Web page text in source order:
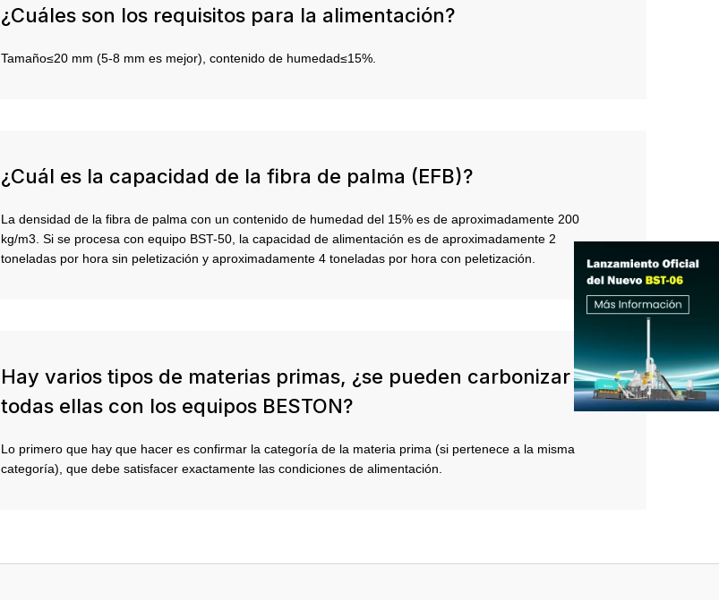
¿Cuáles son los requisitos para la alimentación?
Tamaño≤20 mm (5-8 mm es mejor), contenido de humedad≤15%.
¿Cuál es la capacidad de la fibra de palma (EFB)?
La densidad de la fibra de palma con un contenido de humedad del 15% es de aproximadamente 200
kg/m3. Si se procesa con equipo BST-50, la capacidad de alimentación es de aproximadamente 2
toneladas por hora sin peletización y aproximadamente 4 toneladas por hora con peletización.
Hay varios tipos de materias primas, ¿se pueden carbonizar
todas ellas con los equipos BESTON?
Lo primero que hay que hacer es confirmar la categoría de la materia prima (si pertenece a la misma
categoría), que debe satisfacer exactamente las condiciones de alimentación.